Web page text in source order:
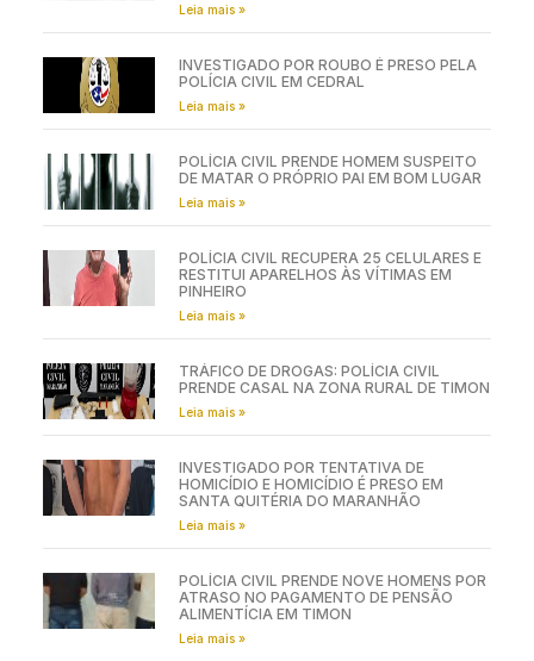
Leia mais »
INVESTIGADO POR ROUBO É PRESO PELA
POLÍCIA CIVIL EM CEDRAL
Leia mais »
POLÍCIA CIVIL PRENDE HOMEM SUSPEITO
DE MATAR O PRÓPRIO PAI EM BOM LUGAR
Leia mais »
POLÍCIA CIVIL RECUPERA 25 CELULARES E
RESTITUI APARELHOS ÀS VÍTIMAS EM
PINHEIRO
Leia mais »
TRÁFICO DE DROGAS: POLÍCIA CIVIL
PRENDE CASAL NA ZONA RURAL DE TIMON
Leia mais »
INVESTIGADO POR TENTATIVA DE
HOMICÍDIO E HOMICÍDIO É PRESO EM
SANTA QUITÉRIA DO MARANHÃO
Leia mais »
POLÍCIA CIVIL PRENDE NOVE HOMENS POR
ATRASO NO PAGAMENTO DE PENSÃO
ALIMENTÍCIA EM TIMON
Leia mais »